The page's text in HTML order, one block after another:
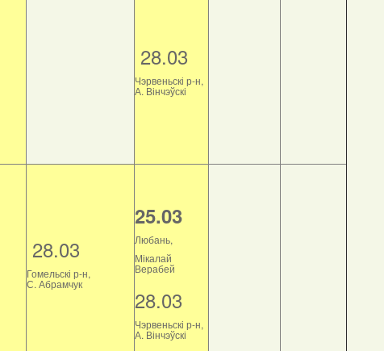
28.03
Чэрвеньскі р-н,
А. Вінчэўскі
28.03
Гомельскі р-н,
С. Абрамчук
25.03
Любань,
Мікалай
Верабей
28.03
Чэрвеньскі р-н,
А. Вінчэўскі